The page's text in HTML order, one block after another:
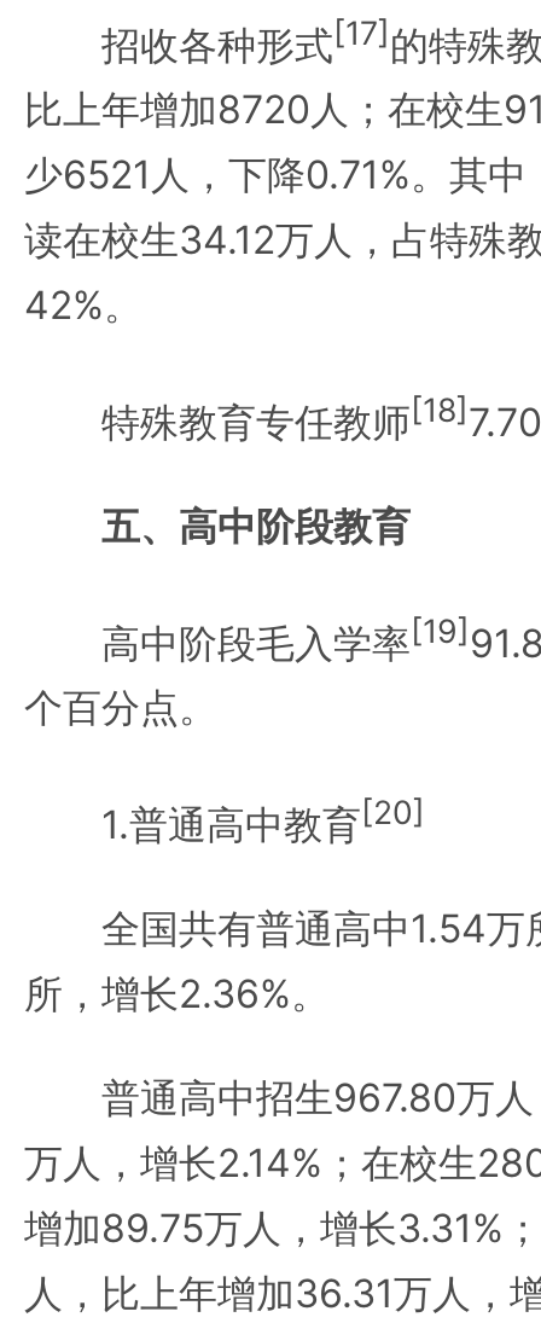
招收各种形式[17]的特殊
比上年增加8720人；在校生
少6521人，下降0.71%。其
读在校生34.12万人，占特殊
42%。
特殊教育专任教师[18]
五、高中阶段教育
高中阶段毛入学率[19]
个百分点。
1.普通高中教育[20]
全国共有普通高中1.54万
所，增长2.36%。
普通高中招生967.80万人
万人，增长2.14%；在校生
增加89.75万人，增长3.31%
人，比上年增加36.31万人，